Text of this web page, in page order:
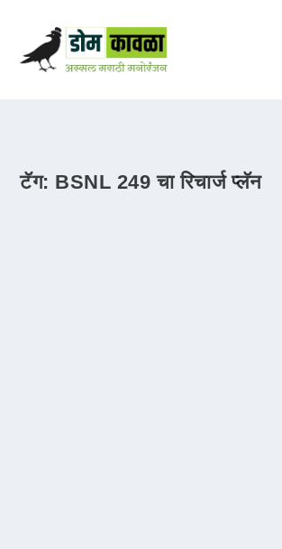
टॅग: BSNL 249 चा रिचार्ज प्लॅन